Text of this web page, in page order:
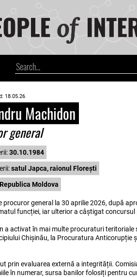
18.05.26
Machidon
general
30.10.1984
satul Japca, raionul Florești
Republica Moldova
general la 30 aprilie 2026, după
funcției, iar ulterior a câștigat
activat în mai multe procuraturi teritoriale
Chișinău, la Procuratura Anticorupție
prin evaluarea externă a integrității.
în numerar, sursa banilor folosiți pentru